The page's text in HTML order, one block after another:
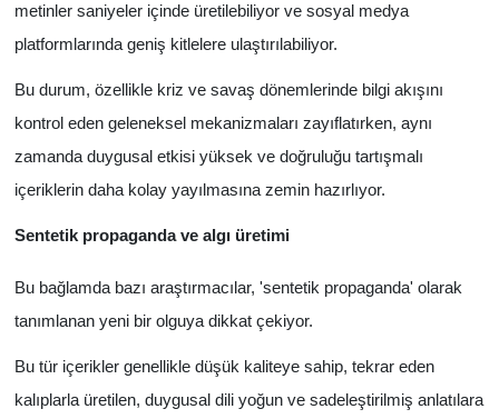
metinler saniyeler içinde üretilebiliyor ve sosyal medya
platformlarında geniş kitlelere ulaştırılabiliyor.
Bu durum, özellikle kriz ve savaş dönemlerinde bilgi akışını
kontrol eden geleneksel mekanizmaları zayıflatırken, aynı
zamanda duygusal etkisi yüksek ve doğruluğu tartışmalı
içeriklerin daha kolay yayılmasına zemin hazırlıyor.
Sentetik propaganda ve algı üretimi
Bu bağlamda bazı araştırmacılar, 'sentetik propaganda' olarak
tanımlanan yeni bir olguya dikkat çekiyor.
Bu tür içerikler genellikle düşük kaliteye sahip, tekrar eden
kalıplarla üretilen, duygusal dili yoğun ve sadeleştirilmiş anlatılara